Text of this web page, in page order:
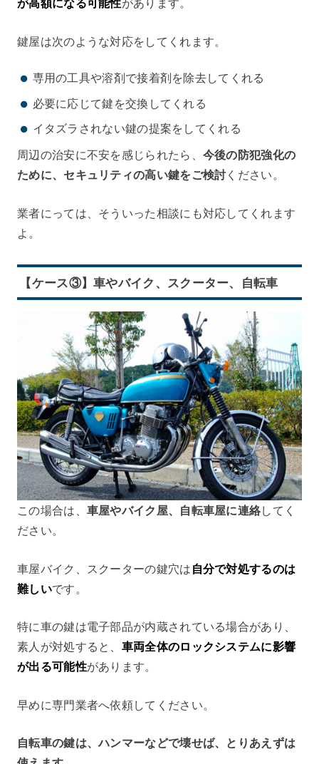
鍵屋は次のような対応をしてくれます。
専用の工具や溶剤で接着剤を除去してくれる
必要に応じて鍵を交換してくれる
イタズラされない鍵の提案をしてくれる
周辺の治安に不安を感じられたら、 今後の防犯強化の
ために、セキュリティの高い鍵をご検討ください。
業者にっては、そういった相談にも対応してくれます
よ。
【ケース③】車やバイク、スクーター、自転車
この場合は、 車屋やバイク屋、自転車屋に連絡してく
ださい。
車屋バイク、スクーターの鍵穴は自分で対処するのは
難しいです。
特に車の鍵は電子部品が内蔵されている場合があり、
素人が対処すると、 車両全体のロックシステムに影響
が出る可能性があります。
早めに専門業者へ依頼してください。
自転車の鍵は、ハンマーなどで壊せば、とりあえずは